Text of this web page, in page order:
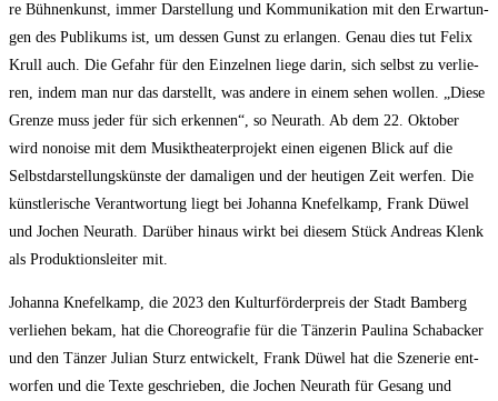
re Büh­nen­kunst, immer Dar­stel­lung und Kom­mu­ni­ka­ti­on mit den Erwar­tun­
gen des Publi­kums ist, um des­sen Gunst zu erlan­gen. Genau dies tut Felix
Krull auch. Die Gefahr für den Ein­zel­nen lie­ge dar­in, sich selbst zu ver­lie­
ren, indem man nur das dar­stellt, was ande­re in einem sehen wol­len. „Die­se
Gren­ze muss jeder für sich erken­nen“, so Neu­r­a­th. Ab dem 22. Okto­ber
wird nonoi­se mit dem Musik­thea­ter­pro­jekt einen eige­nen Blick auf die
Selbst­dar­stel­lungs­küns­te der dama­li­gen und der heu­ti­gen Zeit wer­fen. Die
künst­le­ri­sche Ver­ant­wor­tung liegt bei Johan­na Kne­fel­kamp, Frank Düwel
und Jochen Neu­r­a­th. Dar­über hin­aus wirkt bei die­sem Stück Andre­as Klenk
als Pro­duk­ti­ons­lei­ter mit.
Johan­na Kne­fel­kamp, die 2023 den Kul­tur­för­der­preis der Stadt Bam­berg
ver­lie­hen bekam, hat die Cho­reo­gra­fie für die Tän­ze­rin Pau­li­na Scha­back­er
und den Tän­zer Juli­an Sturz ent­wi­ckelt, Frank Düwel hat die Sze­ne­rie ent­
wor­fen und die Tex­te geschrie­ben, die Jochen Neu­r­a­th für Gesang und